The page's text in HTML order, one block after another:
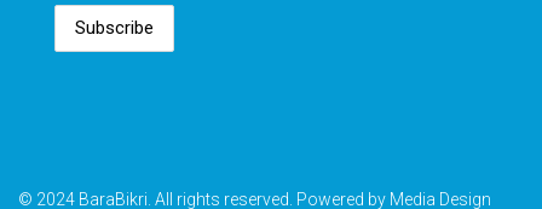
Subscribe
© 2024 BaraBikri. All rights reserved. Powered by Media Design